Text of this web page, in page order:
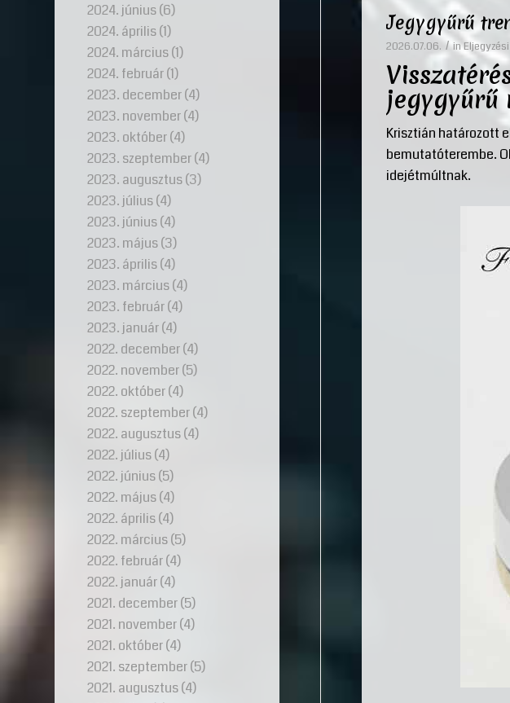
Jegygyűrű
2026.07.06. / in
jegygyűrű
Krisztián határozott
bemutatóterembe.
idejétmúltnak.
2024. június(6)
2024. április(1)
2024. március(1)
2024. február(1)
2023. december(4)
2023. november(4)
2023. október(4)
2023. szeptember(4)
2023. augusztus(3)
2023. július(4)
2023. június(4)
2023. május(3)
2023. április(4)
2023. március(4)
2023. február(4)
2023. január(4)
2022. december(4)
2022. november(5)
2022. október(4)
2022. szeptember(4)
2022. augusztus(4)
2022. július(4)
2022. június(5)
2022. május(4)
2022. április(4)
2022. március(5)
2022. február(4)
2022. január(4)
2021. december(5)
2021. november(4)
2021. október(4)
2021. szeptember(5)
2021. augusztus(4)